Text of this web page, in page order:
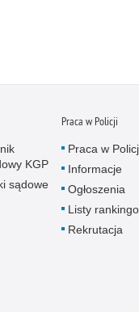
KGP
sądowe
Praca w Policji
Praca w
Informacje
Ogłoszenia
Listy
Rekrutacja